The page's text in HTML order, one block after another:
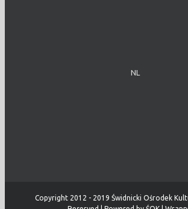
NL
Copyright 2012 - 2019 Świdnicki Ośrodek